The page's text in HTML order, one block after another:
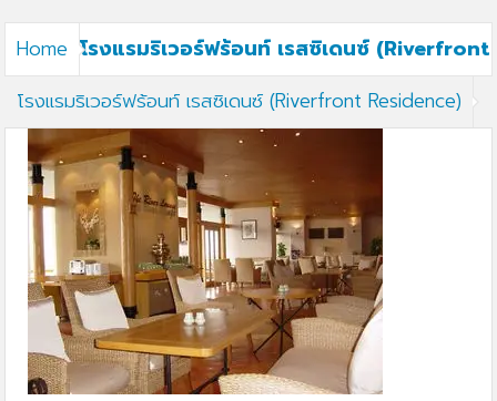
Home
โรงแรมริเวอร์ฟร้อนท์ เรสซิเดนซ์ (Riverfront Residence)
โรงแรมริเวอร์ฟร้อนท์ เรสซิเดนซ์ (Riverfront
Residence)3